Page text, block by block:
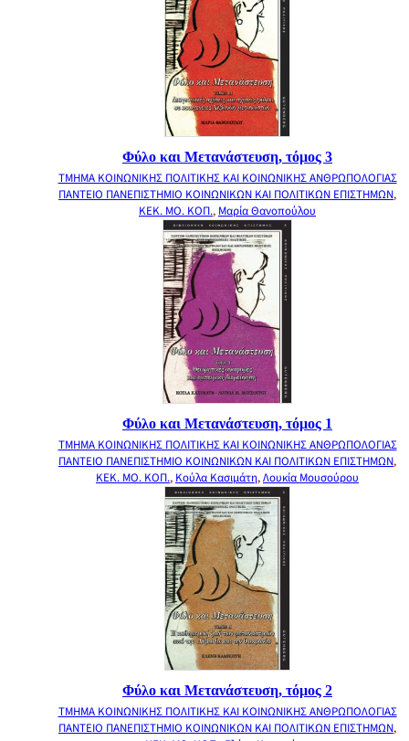
Φύλο και Μετανάστευση, τόμος 3
ΤΜΗΜΑ ΚΟΙΝΩΝΙΚΗΣ ΠΟΛΙΤΙΚΗΣ ΚΑΙ ΚΟΙΝΩΝΙΚΗΣ ΑΝΘΡΩΠΟΛΟΓΙΑΣ
ΠΑΝΤΕΙΟ ΠΑΝΕΠΙΣΤΗΜΙΟ ΚΟΙΝΩΝΙΚΩΝ ΚΑΙ ΠΟΛΙΤΙΚΩΝ ΕΠΙΣΤΗΜΩΝ,
ΚΕΚ. ΜΟ. ΚΟΠ., Μαρία Θανοπούλου
Φύλο και Μετανάστευση, τόμος 1
ΤΜΗΜΑ ΚΟΙΝΩΝΙΚΗΣ ΠΟΛΙΤΙΚΗΣ ΚΑΙ ΚΟΙΝΩΝΙΚΗΣ ΑΝΘΡΩΠΟΛΟΓΙΑΣ
ΠΑΝΤΕΙΟ ΠΑΝΕΠΙΣΤΗΜΙΟ ΚΟΙΝΩΝΙΚΩΝ ΚΑΙ ΠΟΛΙΤΙΚΩΝ ΕΠΙΣΤΗΜΩΝ,
ΚΕΚ. ΜΟ. ΚΟΠ., Κούλα Κασιμάτη,Λουκία Μουσούρου
Φύλο και Μετανάστευση, τόμος 2
ΤΜΗΜΑ ΚΟΙΝΩΝΙΚΗΣ ΠΟΛΙΤΙΚΗΣ ΚΑΙ ΚΟΙΝΩΝΙΚΗΣ ΑΝΘΡΩΠΟΛΟΓΙΑΣ
ΠΑΝΤΕΙΟ ΠΑΝΕΠΙΣΤΗΜΙΟ ΚΟΙΝΩΝΙΚΩΝ ΚΑΙ ΠΟΛΙΤΙΚΩΝ ΕΠΙΣΤΗΜΩΝ,